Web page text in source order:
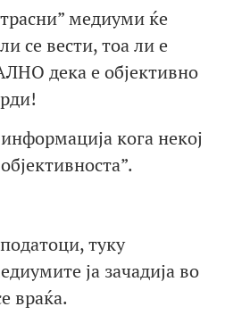
медиуми ќе
се вести, тоа ли е
дека е објективно
кога некој
туку
ја зачадија во
враќа.